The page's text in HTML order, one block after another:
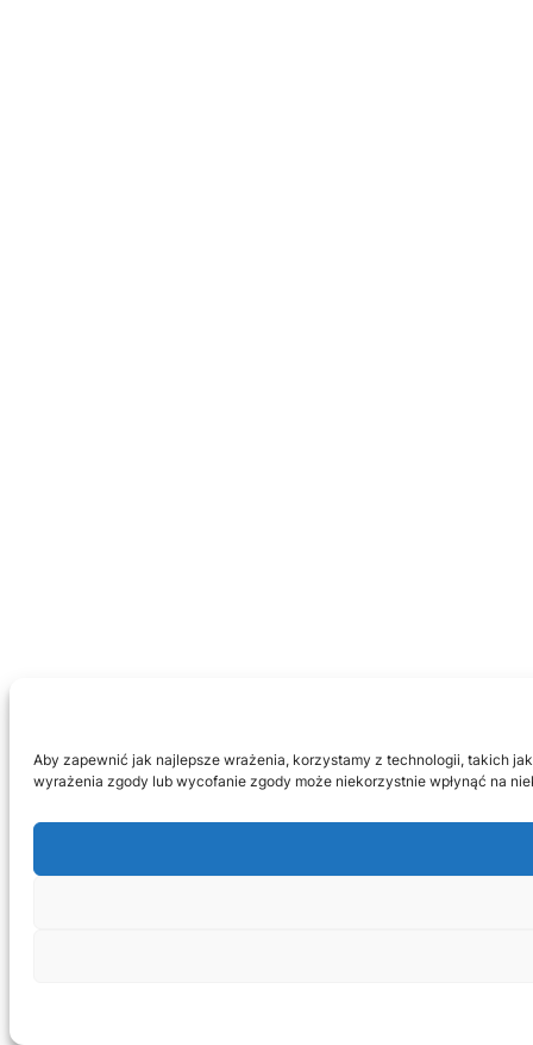
Aby zapewnić jak najlepsze wrażenia, korzystamy z technologii, takich
wyrażenia zgody lub wycofanie zgody może niekorzystnie wpłynąć na